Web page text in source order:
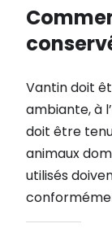
Vantin doit
ambiante, à
doit être
animaux
utilisés